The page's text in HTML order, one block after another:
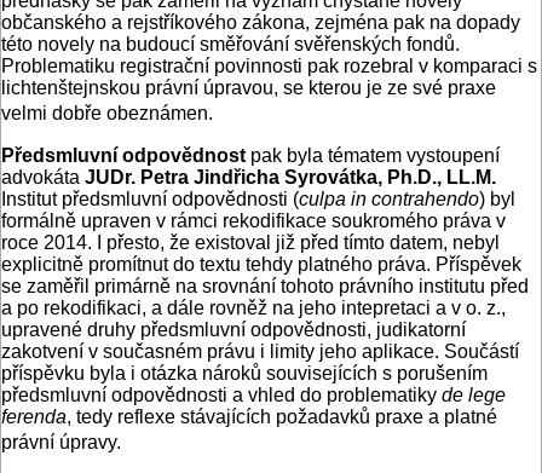
občanského a rejstříkového zákona, zejména pak na dopady
této novely na budoucí směřování svěřenských fondů.
Problematiku registrační povinnosti pak rozebral v komparaci s
lichtenštejnskou právní úpravou, se kterou je ze své praxe
velmi dobře obeznámen.
Předsmluvní odpovědnost pak byla tématem vystoupení
advokáta JUDr. Petra Jindřicha Syrovátka, Ph.D., LL.M.
Institut předsmluvní odpovědnosti (culpa in contrahendo) byl
formálně upraven v rámci rekodifikace soukromého práva v
roce 2014. I přesto, že existoval již před tímto datem, nebyl
explicitně promítnut do textu tehdy platného práva. Příspěvek
se zaměřil primárně na srovnání tohoto právního institutu před
a po rekodifikaci, a dále rovněž na jeho intepretaci a v o. z.,
upravené druhy předsmluvní odpovědnosti, judikatorní
zakotvení v současném právu i limity jeho aplikace. Součástí
příspěvku byla i otázka nároků souvisejících s porušením
předsmluvní odpovědnosti a vhled do problematiky de lege
ferenda, tedy reflexe stávajících požadavků praxe a platné
právní úpravy.